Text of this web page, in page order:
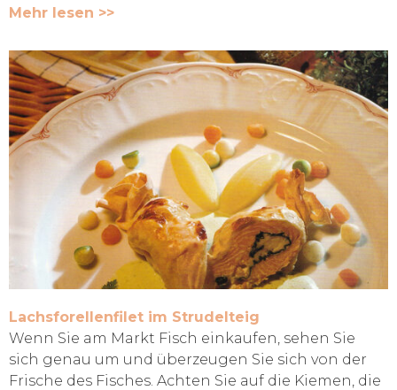
Mehr lesen >>
Lachsforellenfilet im Strudelteig
Wenn Sie am Markt Fisch einkaufen, sehen Sie
sich genau um und überzeugen Sie sich von der
Frische des Fisches. Achten Sie auf die Kiemen, die